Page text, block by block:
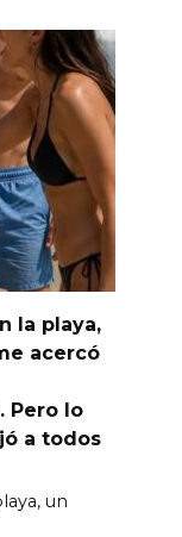
la playa,
acercó
Pero lo
a todos
un